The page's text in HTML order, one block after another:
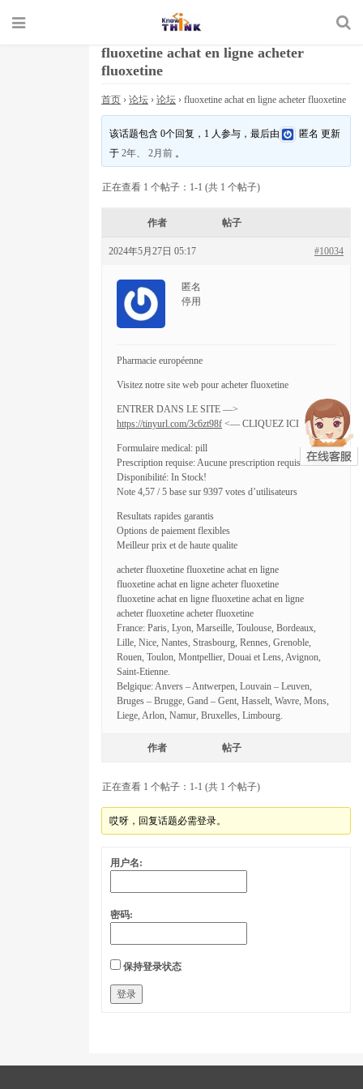
fluoxetine achat en ligne acheter
fluoxetine
首页 › 论坛 › 论坛 › fluoxetine achat en ligne acheter fluoxetine
该话题包含 0个回复，1 人参与，最后由 匿名 更新
于2年、 2月前 。
正在查看 1 个帖子：1-1 (共 1 个帖子)
作者 帖子
2024年5月27日 05:17 #10034
匿名
停用
Pharmacie européenne
Visitez notre site web pour acheter fluoxetine
ENTRER DANS LE SITE —>
https://tinyurl.com/3c6zt98f <— CLIQUEZ ICI
Formulaire medical: pill
Prescription requise: Aucune prescription requise
Disponibilité: In Stock!
Note 4,57 / 5 base sur 9397 votes d’utilisateurs
Resultats rapides garantis
Options de paiement flexibles
Meilleur prix et de haute qualite
acheter fluoxetine fluoxetine achat en ligne
fluoxetine achat en ligne acheter fluoxetine
fluoxetine achat en ligne fluoxetine achat en ligne
acheter fluoxetine acheter fluoxetine
France: Paris, Lyon, Marseille, Toulouse, Bordeaux,
Lille, Nice, Nantes, Strasbourg, Rennes, Grenoble,
Rouen, Toulon, Montpellier, Douai et Lens, Avignon,
Saint-Etienne.
Belgique: Anvers – Antwerpen, Louvain – Leuven,
Bruges – Brugge, Gand – Gent, Hasselt, Wavre, Mons,
Liege, Arlon, Namur, Bruxelles, Limbourg.
作者 帖子
正在查看 1 个帖子：1-1 (共 1 个帖子)
哎呀，回复话题必需登录。
用户名:
密码:
保持登录状态
登录